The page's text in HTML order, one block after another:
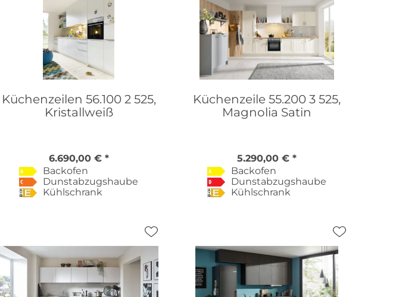
Küchenzeilen 56.100 2 525,
Kristallweiß
6.690,00 € *
Backofen
Dunstabzugshaube
Kühlschrank
Küchenzeile 55.200 3 525,
Magnolia Satin
5.290,00 € *
Backofen
Dunstabzugshaube
Kühlschrank